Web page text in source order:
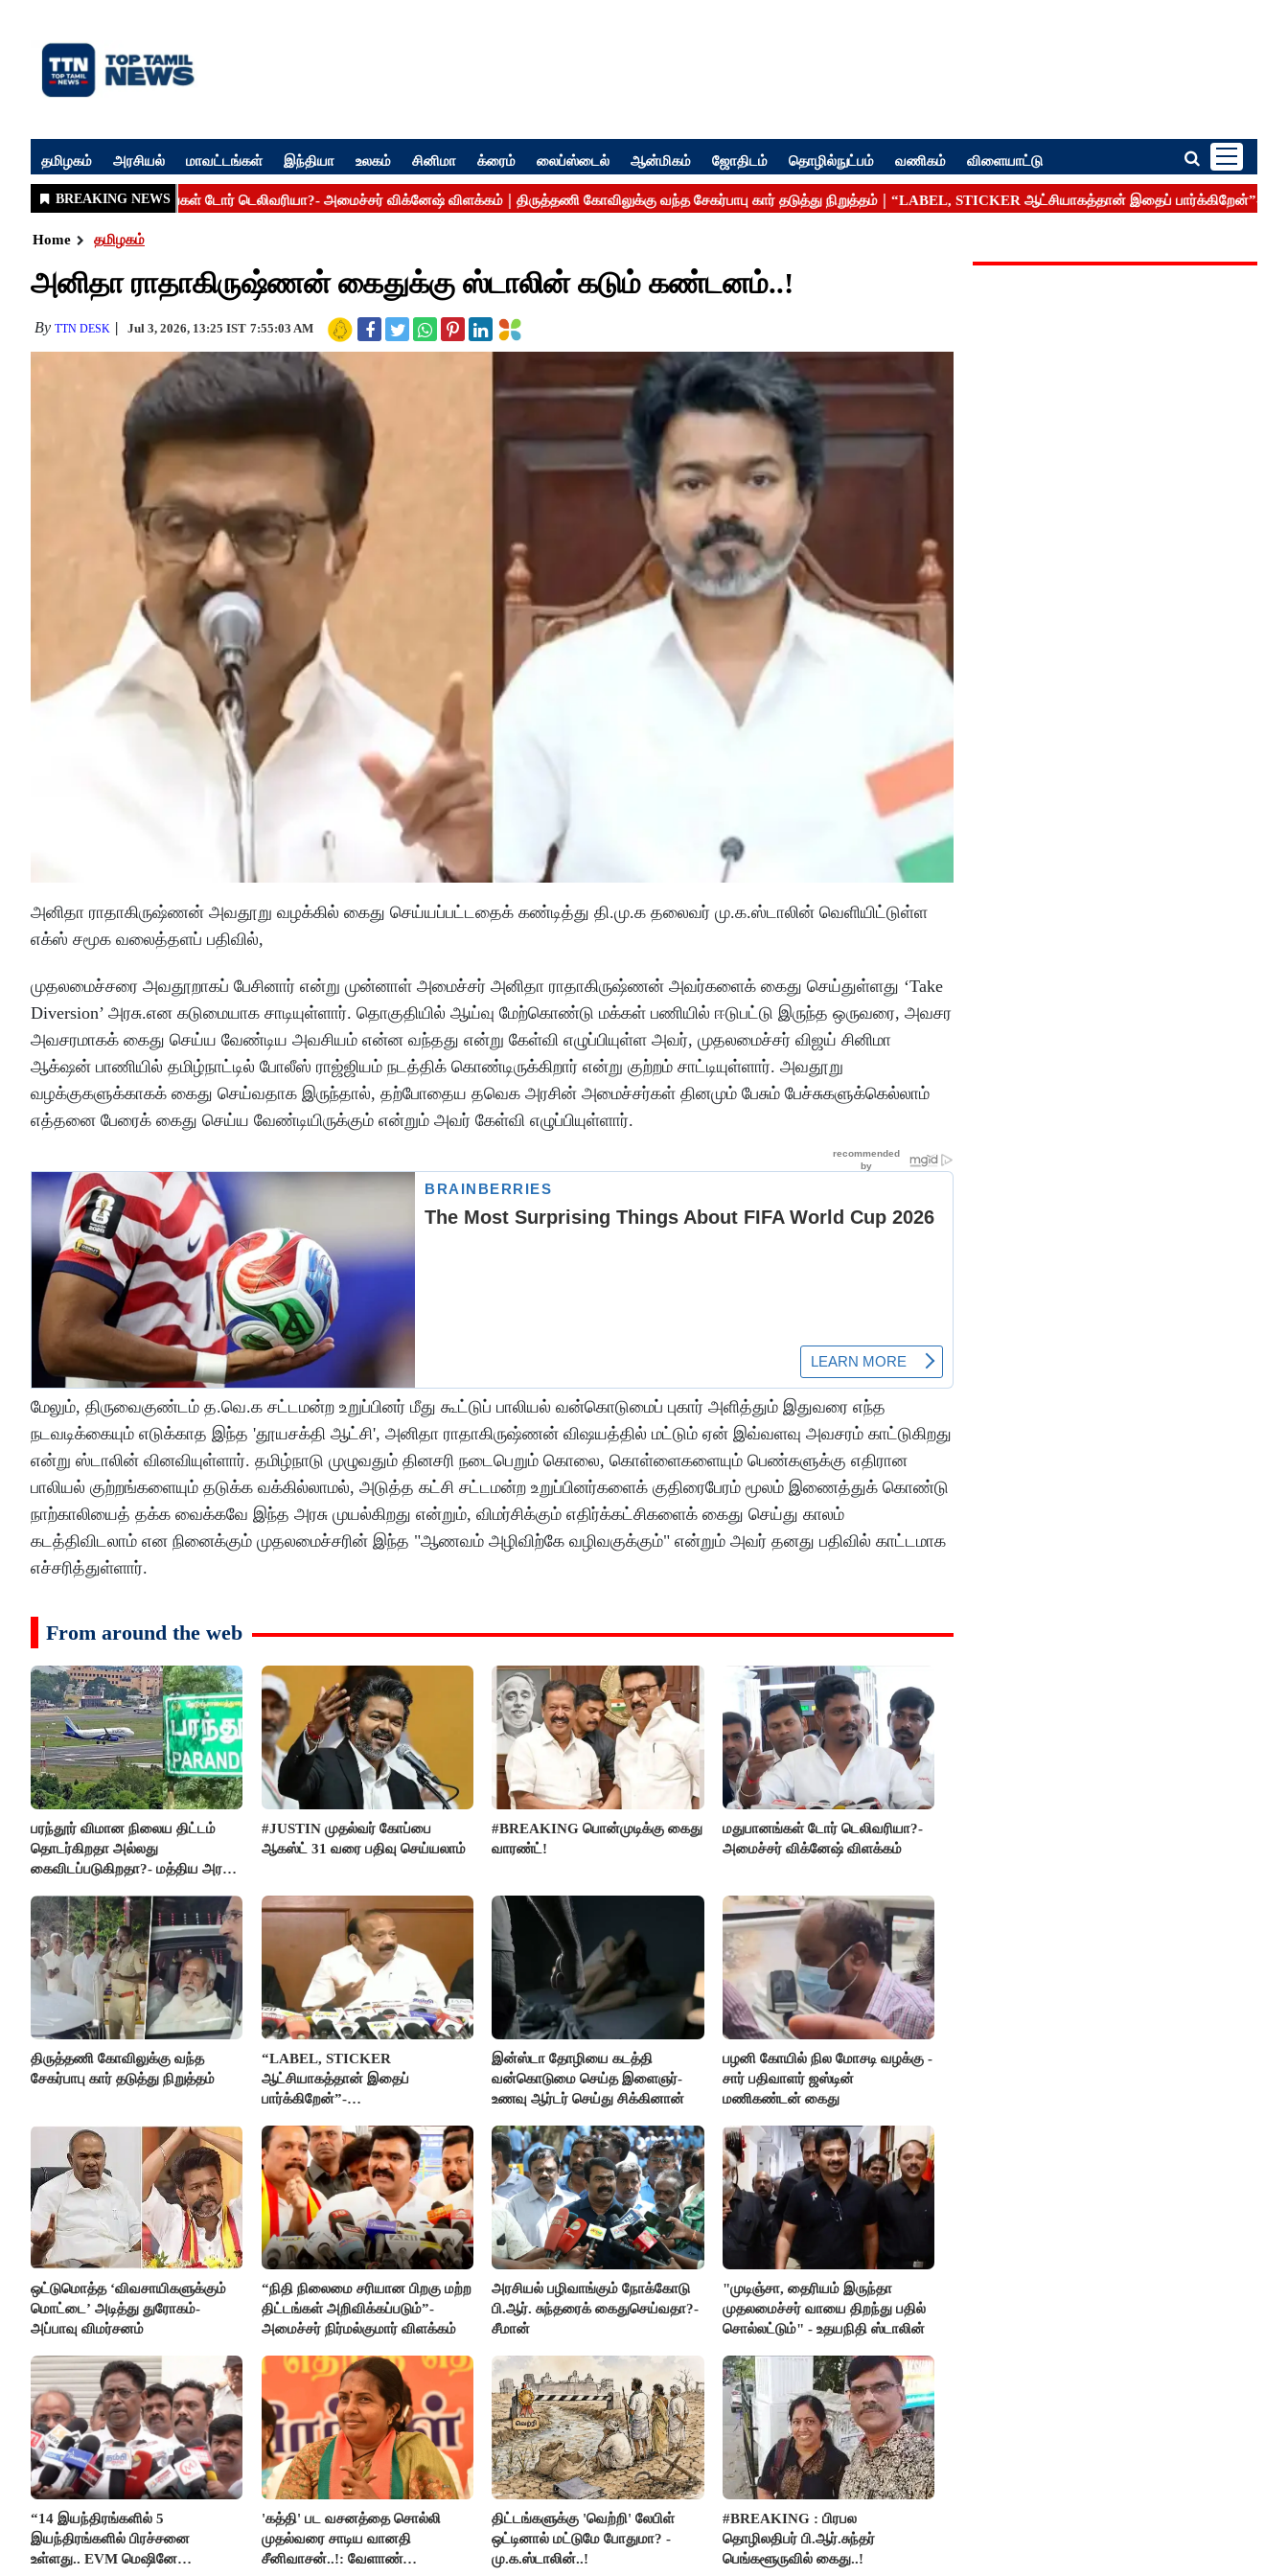
தமிழகம் அரசியல் மாவட்டங்கள் இந்தியா உலகம் சினிமா க்ரைம் லைப்ஸ்டைல் ஆன்மிகம் ஜோதிடம் தொழில்நுட்பம் வணிகம் விளையாட்டு
Home தமிழகம்
அனிதா ராதாகிருஷ்ணன் கைதுக்கு ஸ்டாலின் கடும் கண்டனம்..!
By TTN DESK Jul 3, 2026, 13:25 IST 7:55:03 AM
அனிதா ராதாகிருஷ்ணன் அவதூறு வழக்கில் கைது செய்யப்பட்டதைக் கண்டித்து தி.மு.க தலைவர் மு.க.ஸ்டாலின் வெளியிட்டுள்ள
எக்ஸ் சமூக வலைத்தளப் பதிவில்,
முதலமைச்சரை அவதூறாகப் பேசினார் என்று முன்னாள் அமைச்சர் அனிதா ராதாகிருஷ்ணன் அவர்களைக் கைது செய்துள்ளது ‘Take
Diversion’ அரசு.என கடுமையாக சாடியுள்ளார். தொகுதியில் ஆய்வு மேற்கொண்டு மக்கள் பணியில் ஈடுபட்டு இருந்த ஒருவரை, அவசர
அவசரமாகக் கைது செய்ய வேண்டிய அவசியம் என்ன வந்தது என்று கேள்வி எழுப்பியுள்ள அவர், முதலமைச்சர் விஜய் சினிமா
ஆக்‌ஷன் பாணியில் தமிழ்நாட்டில் போலீஸ் ராஜ்ஜியம் நடத்திக் கொண்டிருக்கிறார் என்று குற்றம் சாட்டியுள்ளார். அவதூறு
வழக்குகளுக்காகக் கைது செய்வதாக இருந்தால், தற்போதைய தவெக அரசின் அமைச்சர்கள் தினமும் பேசும் பேச்சுகளுக்கெல்லாம்
எத்தனை பேரைக் கைது செய்ய வேண்டியிருக்கும் என்றும் அவர் கேள்வி எழுப்பியுள்ளார்.
மேலும், திருவைகுண்டம் த.வெ.க சட்டமன்ற உறுப்பினர் மீது கூட்டுப் பாலியல் வன்கொடுமைப் புகார் அளித்தும் இதுவரை எந்த
நடவடிக்கையும் எடுக்காத இந்த 'தூயசக்தி ஆட்சி', அனிதா ராதாகிருஷ்ணன் விஷயத்தில் மட்டும் ஏன் இவ்வளவு அவசரம் காட்டுகிறது
என்று ஸ்டாலின் வினவியுள்ளார். தமிழ்நாடு முழுவதும் தினசரி நடைபெறும் கொலை, கொள்ளைகளையும் பெண்களுக்கு எதிரான
பாலியல் குற்றங்களையும் தடுக்க வக்கில்லாமல், அடுத்த கட்சி சட்டமன்ற உறுப்பினர்களைக் குதிரைபேரம் மூலம் இணைத்துக் கொண்டு
நாற்காலியைத் தக்க வைக்கவே இந்த அரசு முயல்கிறது என்றும், விமர்சிக்கும் எதிர்க்கட்சிகளைக் கைது செய்து காலம்
கடத்திவிடலாம் என நினைக்கும் முதலமைச்சரின் இந்த "ஆணவம் அழிவிற்கே வழிவகுக்கும்" என்றும் அவர் தனது பதிவில் காட்டமாக
எச்சரித்துள்ளார்.
From around the web
பரந்தூர் விமான நிலைய திட்டம்
தொடர்கிறதா அல்லது
கைவிடப்படுகிறதா?- மத்திய அரசு
#JUSTIN முதல்வர் கோப்பை
ஆகஸ்ட் 31 வரை பதிவு செய்யலாம்
#BREAKING பொன்முடிக்கு கைது
வாரண்ட்!
மதுபானங்கள் டோர் டெலிவரியா?-
அமைச்சர் விக்னேஷ் விளக்கம்
திருத்தணி கோவிலுக்கு வந்த
சேகர்பாபு கார் தடுத்து நிறுத்தம்
“LABEL, STICKER
ஆட்சியாகத்தான் இதைப்
பார்க்கிறேன்”-
இன்ஸ்டா தோழியை கடத்தி
வன்கொடுமை செய்த இளைஞர்-
உணவு ஆர்டர் செய்து சிக்கினான்
பழனி கோயில் நில மோசடி வழக்கு -
சார் பதிவாளர் ஜஸ்டின்
மணிகண்டன் கைது
ஒட்டுமொத்த ‘விவசாயிகளுக்கும்
மொட்டை’ அடித்து துரோகம்-
அப்பாவு விமர்சனம்
“நிதி நிலைமை சரியான பிறகு மற்ற
திட்டங்கள் அறிவிக்கப்படும்”-
அமைச்சர் நிர்மல்குமார் விளக்கம்
அரசியல் பழிவாங்கும் நோக்கோடு
பி.ஆர். சுந்தரைக் கைதுசெய்வதா?-
சீமான்
"முடிஞ்சா, தைரியம் இருந்தா
முதலமைச்சர் வாயை திறந்து பதில்
சொல்லட்டும்" - உதயநிதி ஸ்டாலின்
“14 இயந்திரங்களில் 5
இயந்திரங்களில் பிரச்சனை
உள்ளது.. EVM மெஷினே
'கத்தி' பட வசனத்தை சொல்லி
முதல்வரை சாடிய வானதி
சீனிவாசன்..!: வேளாண்
திட்டங்களுக்கு 'வெற்றி' லேபிள்
ஒட்டினால் மட்டுமே போதுமா? -
மு.க.ஸ்டாலின்..!
#BREAKING : பிரபல
தொழிலதிபர் பி.ஆர்.சுந்தர்
பெங்களூருவில் கைது..!